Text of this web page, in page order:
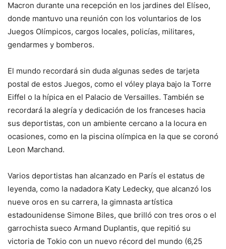
Macron durante una recepción en los jardines del Elíseo,
donde mantuvo una reunión con los voluntarios de los
Juegos Olímpicos, cargos locales, policías, militares,
gendarmes y bomberos.
El mundo recordará sin duda algunas sedes de tarjeta
postal de estos Juegos, como el vóley playa bajo la Torre
Eiffel o la hípica en el Palacio de Versailles. También se
recordará la alegría y dedicación de los franceses hacia
sus deportistas, con un ambiente cercano a la locura en
ocasiones, como en la piscina olímpica en la que se coronó
Leon Marchand.
Varios deportistas han alcanzado en París el estatus de
leyenda, como la nadadora Katy Ledecky, que alcanzó los
nueve oros en su carrera, la gimnasta artística
estadounidense Simone Biles, que brilló con tres oros o el
garrochista sueco Armand Duplantis, que repitió su
victoria de Tokio con un nuevo récord del mundo (6,25